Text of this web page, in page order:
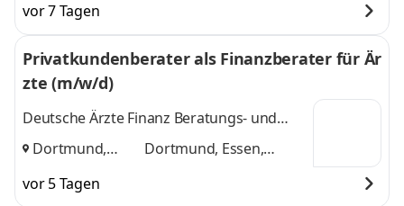
vor 7 Tagen
Privatkundenberater als Finanzberater für Är
zte (m/w/d)
Deutsche Ärzte Finanz Beratungs- und
Vermittlungs AG
Dortmund,
Dortmund, Essen,
vor 5 Tagen